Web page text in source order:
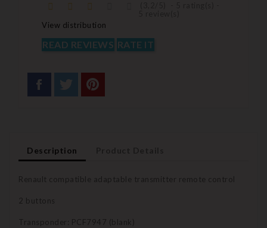
View distribution
READ REVIEWS RATE IT
Description
Renault compatible adaptable transmitter remote control
2 buttons
Transponder: PCF7947 (blank)